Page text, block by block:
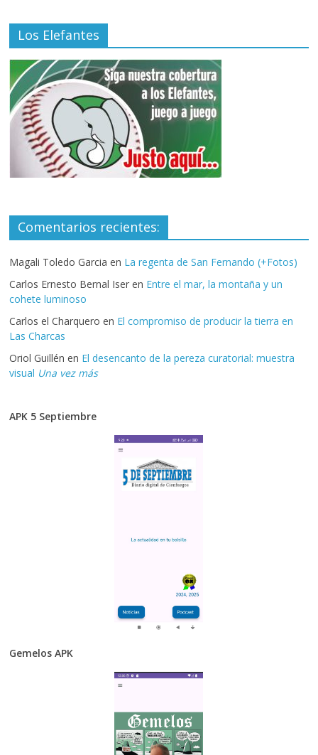
Los Elefantes
Comentarios recientes:
Magali Toledo Garcia en La regenta de San Fernando (+Fotos)
Carlos Ernesto Bernal Iser en Entre el mar, la montaña y un
cohete luminoso
Carlos el Charquero en El compromiso de producir la tierra en
Las Charcas
Oriol Guillén en El desencanto de la pereza curatorial: muestra
visual Una vez más
APK 5 Septiembre
Gemelos APK